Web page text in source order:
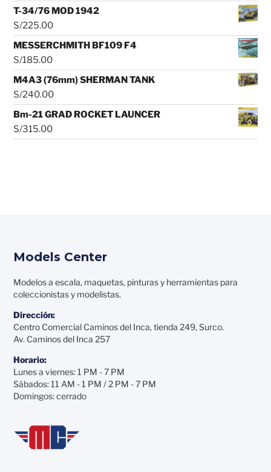
T-34/76 MOD 1942
S/225.00
MESSERCHMITH BF109 F4
S/185.00
M4A3 (76mm) SHERMAN TANK
S/240.00
Bm-21 GRAD ROCKET LAUNCER
S/315.00
Models Center
Modelos a escala, maquetas, pinturas y herramientas para
coleccionistas y modelistas.
Dirección:
Centro Comercial Caminos del Inca, tienda 249, Surco.
Av. Caminos del Inca 257
Horario:
Lunes a viernes: 1 PM - 7 PM
Sábados: 11 AM - 1 PM / 2 PM - 7 PM
Domingos: cerrado